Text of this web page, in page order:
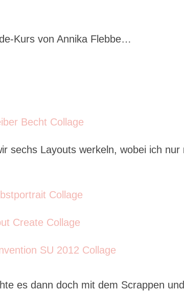
Kurs von Annika Flebbe…
sechs Layouts werkeln, wobei ich nur
es dann doch mit dem Scrappen und